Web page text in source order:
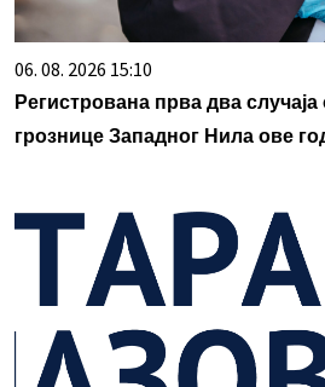
06. 08. 2026 15:10
Регистрована прва два
грознице Западног Нила ове